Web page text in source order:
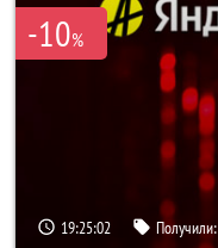
-10%
19:25:01 Получили: